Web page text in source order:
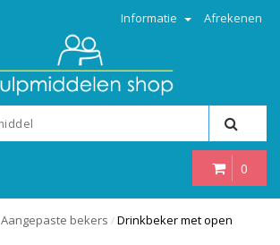
Informatie Afrekenen
0
Aangepaste bekers / Drinkbeker met open